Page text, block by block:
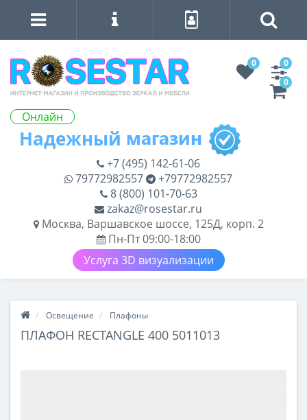
Онлайн
0
0
0
+7 (495) 142-61-06
79772982557
+79772982557
8 (800) 101-70-63
zakaz@rosestar.ru
Москва, Варшавское шоссе, 125Д, корп. 2
Пн-Пт 09:00-18:00
Услуга 3D визуализации
Освещение Плафоны
ПЛАФОН RECTANGLE 400 5011013